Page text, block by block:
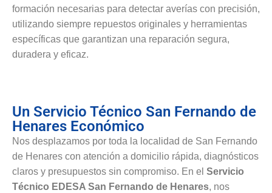
formación necesarias para detectar averías con precisión,
utilizando siempre repuestos originales y herramientas
específicas que garantizan una reparación segura,
duradera y eficaz.
Un Servicio Técnico San Fernando de
Henares Económico
Nos desplazamos por toda la localidad de San Fernando
de Henares con atención a domicilio rápida, diagnósticos
claros y presupuestos sin compromiso. En el Servicio
Técnico EDESA San Fernando de Henares, nos